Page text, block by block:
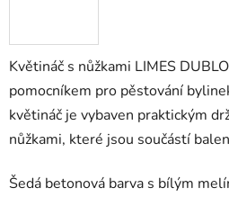
Květináč s nůžkami LIMES
pomocníkem pro pěstování
květináč je vybaven praktickým
nůžkami, které jsou součástí
Šedá betonová barva s bílým